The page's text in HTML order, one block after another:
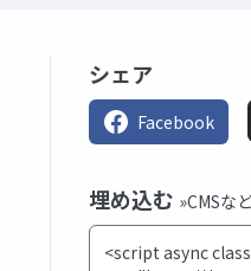
シェア
Facebook
埋め込む »CMSな